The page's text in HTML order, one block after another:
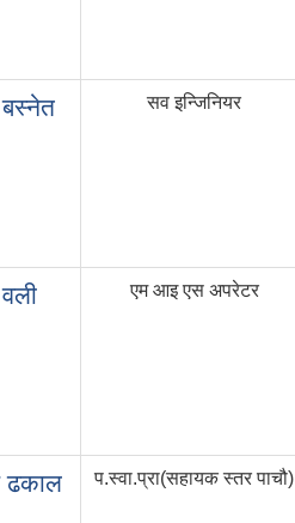
सव इन्जिनियर
एम आइ एस अपरेटर
ढकाल प.स्वा.प्रा(सहायक स्तर पाचौ)